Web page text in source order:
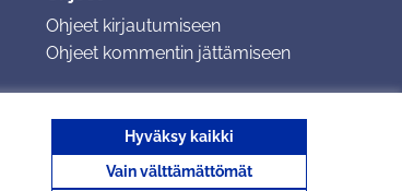
Hyväksy kaikki
Vain välttämättömät
Ohjeet kirjautumiseen
Ohjeet kommentin jättämiseen